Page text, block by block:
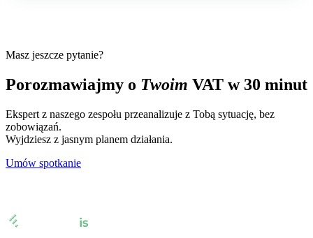
Masz jeszcze pytanie?
Porozmawiajmy o Twoim VAT w 30 minut
Ekspert z naszego zespołu przeanalizuje z Tobą sytuację, bez
zobowiązań.
Wyjdziesz z jasnym planem działania.
Umów spotkanie